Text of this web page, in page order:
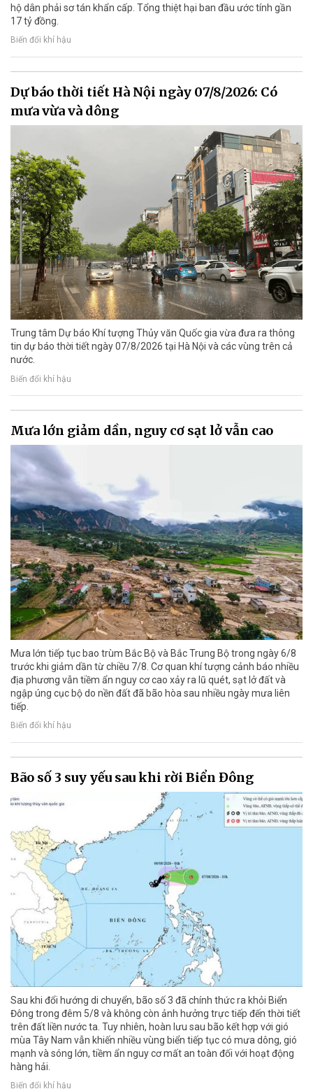
hộ dân phải sơ tán khẩn cấp. Tổng thiệt hại ban đầu ước tính gần
17 tỷ đồng.
Biến đổi khí hậu
Dự báo thời tiết Hà Nội ngày 07/8/2026: Có
mưa vừa và dông
Trung tâm Dự báo Khí tượng Thủy văn Quốc gia vừa đưa ra thông
tin dự báo thời tiết ngày 07/8/2026 tại Hà Nội và các vùng trên cả
nước.
Biến đổi khí hậu
Mưa lớn giảm dần, nguy cơ sạt lở vẫn cao
Mưa lớn tiếp tục bao trùm Bắc Bộ và Bắc Trung Bộ trong ngày 6/8
trước khi giảm dần từ chiều 7/8. Cơ quan khí tượng cảnh báo nhiều
địa phương vẫn tiềm ẩn nguy cơ cao xảy ra lũ quét, sạt lở đất và
ngập úng cục bộ do nền đất đã bão hòa sau nhiều ngày mưa liên
tiếp.
Biến đổi khí hậu
Bão số 3 suy yếu sau khi rời Biển Đông
Sau khi đổi hướng di chuyển, bão số 3 đã chính thức ra khỏi Biển
Đông trong đêm 5/8 và không còn ảnh hưởng trực tiếp đến thời tiết
trên đất liền nước ta. Tuy nhiên, hoàn lưu sau bão kết hợp với gió
mùa Tây Nam vẫn khiến nhiều vùng biển tiếp tục có mưa dông, gió
mạnh và sóng lớn, tiềm ẩn nguy cơ mất an toàn đối với hoạt động
hàng hải.
Biến đổi khí hậu